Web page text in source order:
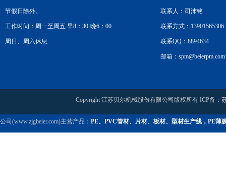
节假日除外。
工作时间：周一至周五 早8：30-晚6：00
周日、周六休息
联系人：司沛铭
联系方式：13901565306
联系QQ：8894634
邮箱：spm@beierpm.com
Copyright 江苏贝尔机械股份有限公司版权所有 ICP备：
公司(www.zjgbeier.com)主营产品： PE、PVC管材、片材、板材、型材生产线，PE薄